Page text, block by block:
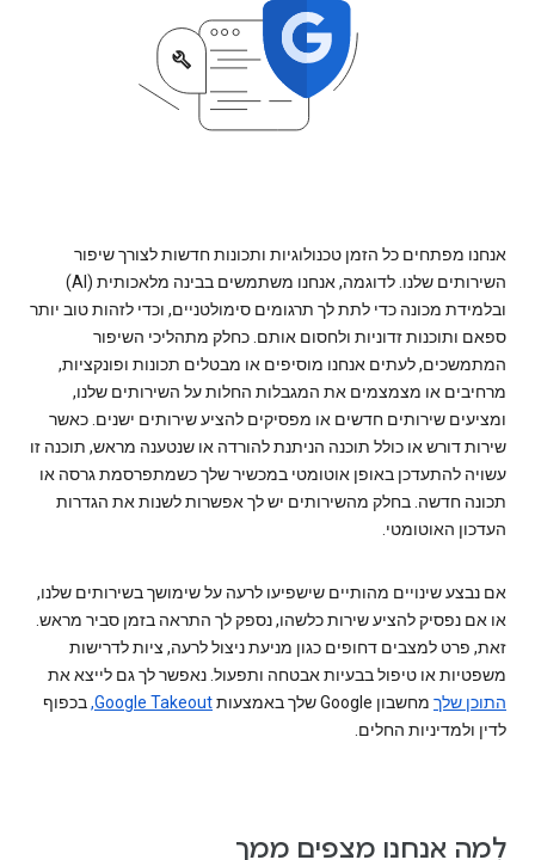
אנחנו מפתחים כל הזמן טכנולוגיות ותכונות חדשות לצורך שיפור
השירותים שלנו. לדוגמה, אנחנו משתמשים בבינה מלאכותית (AI)
ובלמידת מכונה כדי לתת לך תרגומים סימולטניים, וכדי לזהות טוב יותר
ספאם ותוכנות זדוניות ולחסום אותם. כחלק מתהליכי השיפור
המתמשכים, לעתים אנחנו מוסיפים או מבטלים תכונות ופונקציות,
מרחיבים או מצמצמים את המגבלות החלות על השירותים שלנו,
ומציעים שירותים חדשים או מפסיקים להציע שירותים ישנים. כאשר
שירות דורש או כולל תוכנה הניתנת להורדה או שנטענה מראש, תוכנה זו
עשויה להתעדכן באופן אוטומטי במכשיר שלך כשמתפרסמת גרסה או
תכונה חדשה. בחלק מהשירותים יש לך אפשרות לשנות את הגדרות
העדכון האוטומטי.
אם נבצע שינויים מהותיים שישפיעו לרעה על שימושך בשירותים שלנו,
או אם נפסיק להציע שירות כלשהו, נספק לך התראה בזמן סביר מראש.
זאת, פרט למצבים דחופים כגון מניעת ניצול לרעה, ציות לדרישות
משפטיות או טיפול בבעיות אבטחה ותפעול. נאפשר לך גם לייצא את
התוכן שלך מחשבון Google שלך באמצעות Google Takeout, בכפוף
לדין ולמדיניות החלים.
לְמה אנחנו מצפים ממך